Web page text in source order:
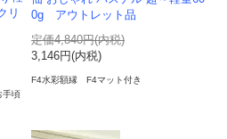
リ
手頃
0g アウトレット品
定価4,840円(内税)
3,146円(内税)
F4水彩額縁 F4マット付き